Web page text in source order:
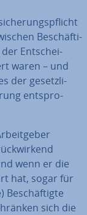
Be­schäf­ti­
der Ent­schei­
waren – und
der ge­setz­li­
ent­spro­
wenn er die
hat, sogar für
Be­schäf­tig­te
sich die